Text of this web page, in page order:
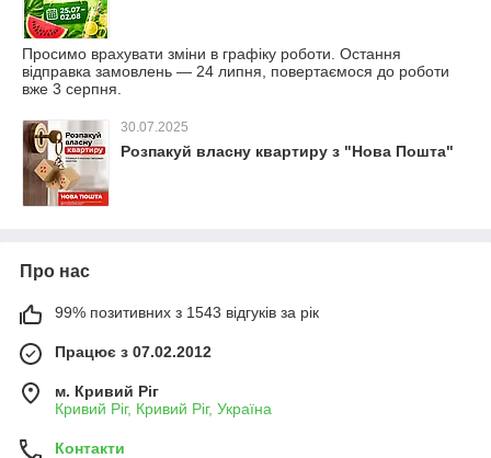
Просимо врахувати зміни в графіку роботи. Остання
відправка замовлень — 24 липня, повертаємося до роботи
вже 3 серпня.
30.07.2025
Розпакуй власну квартиру з "Нова Пошта"
Про нас
99% позитивних з 1543 відгуків за рік
Працює з 07.02.2012
м. Кривий Ріг
Кривий Ріг, Кривий Ріг, Україна
Контакти